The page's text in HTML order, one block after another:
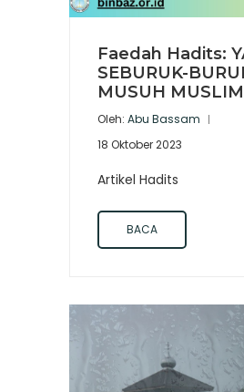
Faedah Hadits:
SEBURUK-
MUSUH MUSLIM
Oleh: Abu Bassam
18 Oktober 2023
Artikel Hadits
BACA